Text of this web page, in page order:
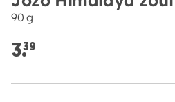
90 g
3.39